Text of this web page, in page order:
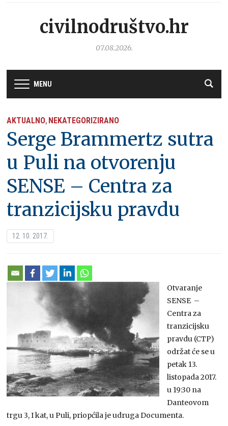
civilnodruštvo.hr
07.08.2026.
MENU
AKTUALNO, NEKATEGORIZIRANO
Serge Brammertz sutra
u Puli na otvorenju
SENSE – Centra za
tranzicijsku pravdu
12. 10. 2017.
Otvaranje
SENSE –
Centra za
tranzicijsku
pravdu (CTP)
održat će se u
petak 13.
listopada 2017.
u 19:30 na
Danteovom
trgu 3, I kat, u Puli, priopćila je udruga Documenta.